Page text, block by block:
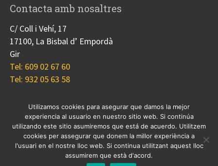
Contacta amb nosaltres
C/ Coll i Vehí, 17
17100, La Bisbal d’ Empordà
Gir
Tel: 609 02 67 60
Tel: 932 05 63 58
Nosotros Proyectos Blog
Contacto
Cookies
© 2017 Copyright, diseñoGuia33 SL, grupo
Utilizamos cookies para asegurar que damos la mejor
experiencia al usuario en nuestro sitio web. Si continúa
utilizando este sitio asumiremos que está de acuerdo. Utilitzem
cookies per assegurar que donem la millor experiència a
l'usuari en el nostre lloc web. Si continua utilitzant aquest lloc
assumirem que està d'acord.